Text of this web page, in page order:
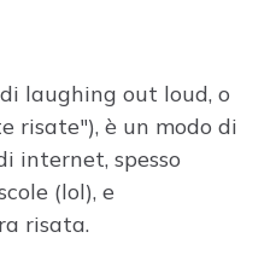
laughing out loud, o
risate"), è un modo di
internet, spesso
(lol), e
risata.